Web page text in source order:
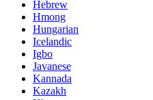
Hebrew
Hmong
Hungarian
Icelandic
Igbo
Javanese
Kannada
Kazakh